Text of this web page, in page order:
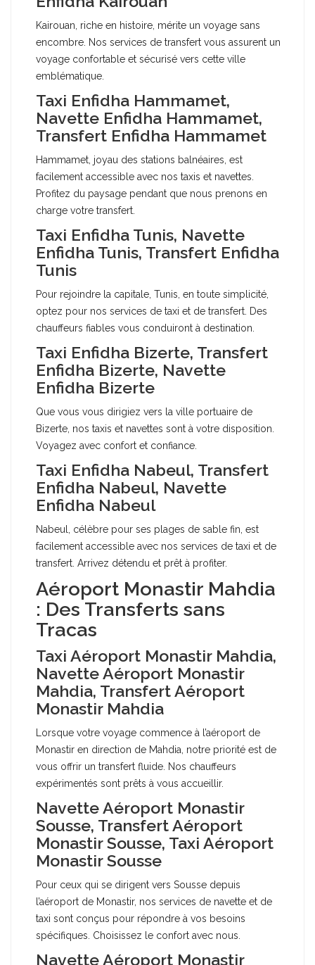
Kairouan, riche en histoire, mérite un voyage sans
encombre. Nos services de transfert vous assurent un
voyage confortable et sécurisé vers cette ville
emblématique.
Taxi Enfidha Hammamet,
Navette Enfidha Hammamet,
Transfert Enfidha Hammamet
Hammamet, joyau des stations balnéaires, est
facilement accessible avec nos taxis et navettes.
Profitez du paysage pendant que nous prenons en
charge votre transfert.
Taxi Enfidha Tunis, Navette
Enfidha Tunis, Transfert Enfidha
Tunis
Pour rejoindre la capitale, Tunis, en toute simplicité,
optez pour nos services de taxi et de transfert. Des
chauffeurs fiables vous conduiront à destination.
Taxi Enfidha Bizerte, Transfert
Enfidha Bizerte, Navette
Enfidha Bizerte
Que vous vous dirigiez vers la ville portuaire de
Bizerte, nos taxis et navettes sont à votre disposition.
Voyagez avec confort et confiance.
Taxi Enfidha Nabeul, Transfert
Enfidha Nabeul, Navette
Enfidha Nabeul
Nabeul, célèbre pour ses plages de sable fin, est
facilement accessible avec nos services de taxi et de
transfert. Arrivez détendu et prêt à profiter.
Aéroport Monastir Mahdia
: Des Transferts sans
Tracas
Taxi Aéroport Monastir Mahdia,
Navette Aéroport Monastir
Mahdia, Transfert Aéroport
Monastir Mahdia
Lorsque votre voyage commence à l’aéroport de
Monastir en direction de Mahdia, notre priorité est de
vous offrir un transfert fluide. Nos chauffeurs
expérimentés sont prêts à vous accueillir.
Navette Aéroport Monastir
Sousse, Transfert Aéroport
Monastir Sousse, Taxi Aéroport
Monastir Sousse
Pour ceux qui se dirigent vers Sousse depuis
l’aéroport de Monastir, nos services de navette et de
taxi sont conçus pour répondre à vos besoins
spécifiques. Choisissez le confort avec nous.
Navette Aéroport Monastir